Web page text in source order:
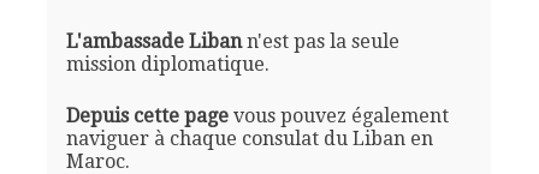
L'ambassade Libann'est pas la seule
mission diplomatique.
Depuis cette pagevous pouvez également
naviguer à chaque consulat du Liban en
Maroc.